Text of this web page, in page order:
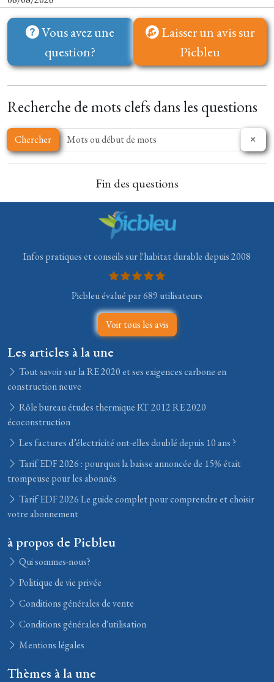
Vous avez une
question?
Laisser un avis sur
Picbleu
Recherche de mots clefs dans les questions
Chercher
Fin des questions
Infos pratiques et conseils sur l'habitat durable depuis 2008
Picbleu évalué par 689 utilisateurs
Voir tous les avis
Les articles à la une
Tout savoir sur la RE 2020 et ses exigences carbone en
construction neuve
Rôle bureau études thermique RT 2012 RE 2020
écoconstruction
Les factures d’électricité ont-elles doublé depuis 10 ans ?
Tarif EDF 2026 : pourquoi la baisse annoncée de 15% était
trompeuse pour les abonnés
Tarif EDF 2026 Le guide complet pour comprendre et choisir
votre abonnement
à propos de Picbleu
Qui sommes-nous?
Politique de vie privée
Conditions générales de vente
Conditions générales d'utilisation
Mentions légales
Thèmes à la une